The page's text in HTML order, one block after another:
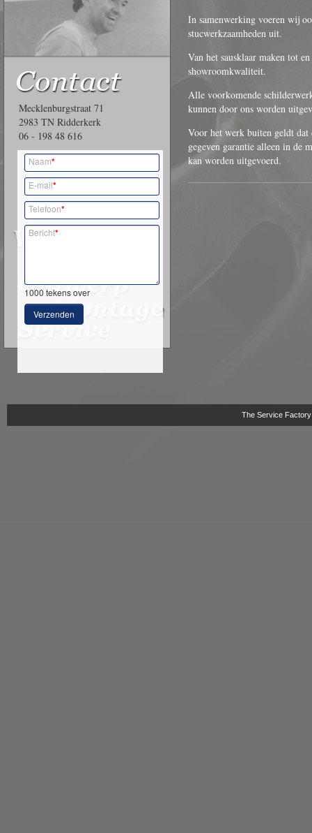
Mecklenburgstraat 71
2983 TN Ridderkerk
06 - 198 48 616
Naam*
E-mail*
Telefoon*
Bericht*
1000 tekens over
Verzenden
In samenwerking voeren wij
stucwerkzaamheden uit.
Van het sausklaar maken tot
showroomkwaliteit.
Alle voorkomende
kunnen door ons worden
Voor het werk buiten geldt
gegeven garantie alleen in de
kan worden uitgevoerd.
The Service